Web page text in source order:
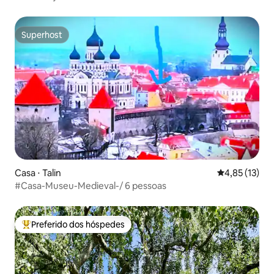
Superhost
Superhost
Casa ⋅ Talin 4,85 de uma
4,85 (13)
#Casa-Museu-Medieval-/ 6 pessoas
Entre os melhores preferidos dos hóspedes
Preferido dos hóspedes